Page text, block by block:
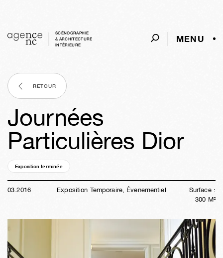
SCÉNOGRAPHIE
& ARCHITECTURE
INTÈRIEURE
MENU
RETOUR
Journées
Particulières Dior
Exposition terminée
03.2016 Exposition Temporaire, Évenementiel
Surface :
300 M²